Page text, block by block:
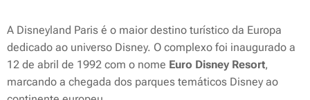
A Disneyland Paris é o maior destino turístico da Europa
dedicado ao universo Disney. O complexo foi inaugurado a
12 de abril de 1992 com o nome Euro Disney Resort,
marcando a chegada dos parques temáticos Disney ao